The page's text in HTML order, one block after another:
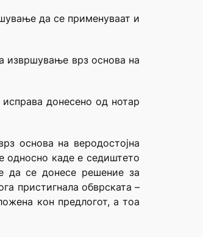
да се применуваат и
извршување врз основа на
донесено од нотар
основа на веродостојна
односно каде е седиштето
да се донесе решение за
пристигнала обврската –
кон предлогот, а тоа